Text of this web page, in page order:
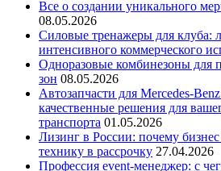
Все о создании уникального
08.05.2026
Силовые тренажеры для клуба:
интенсивного коммерческого
Одноразовые комбинезоны для
зон 08.05.2026
Автозапчасти для Mercedes-
качественные решения для
транспорта 01.05.2026
Лизинг в России: почему
технику в рассрочку 27.04.2026
Профессия event-менеджер: с